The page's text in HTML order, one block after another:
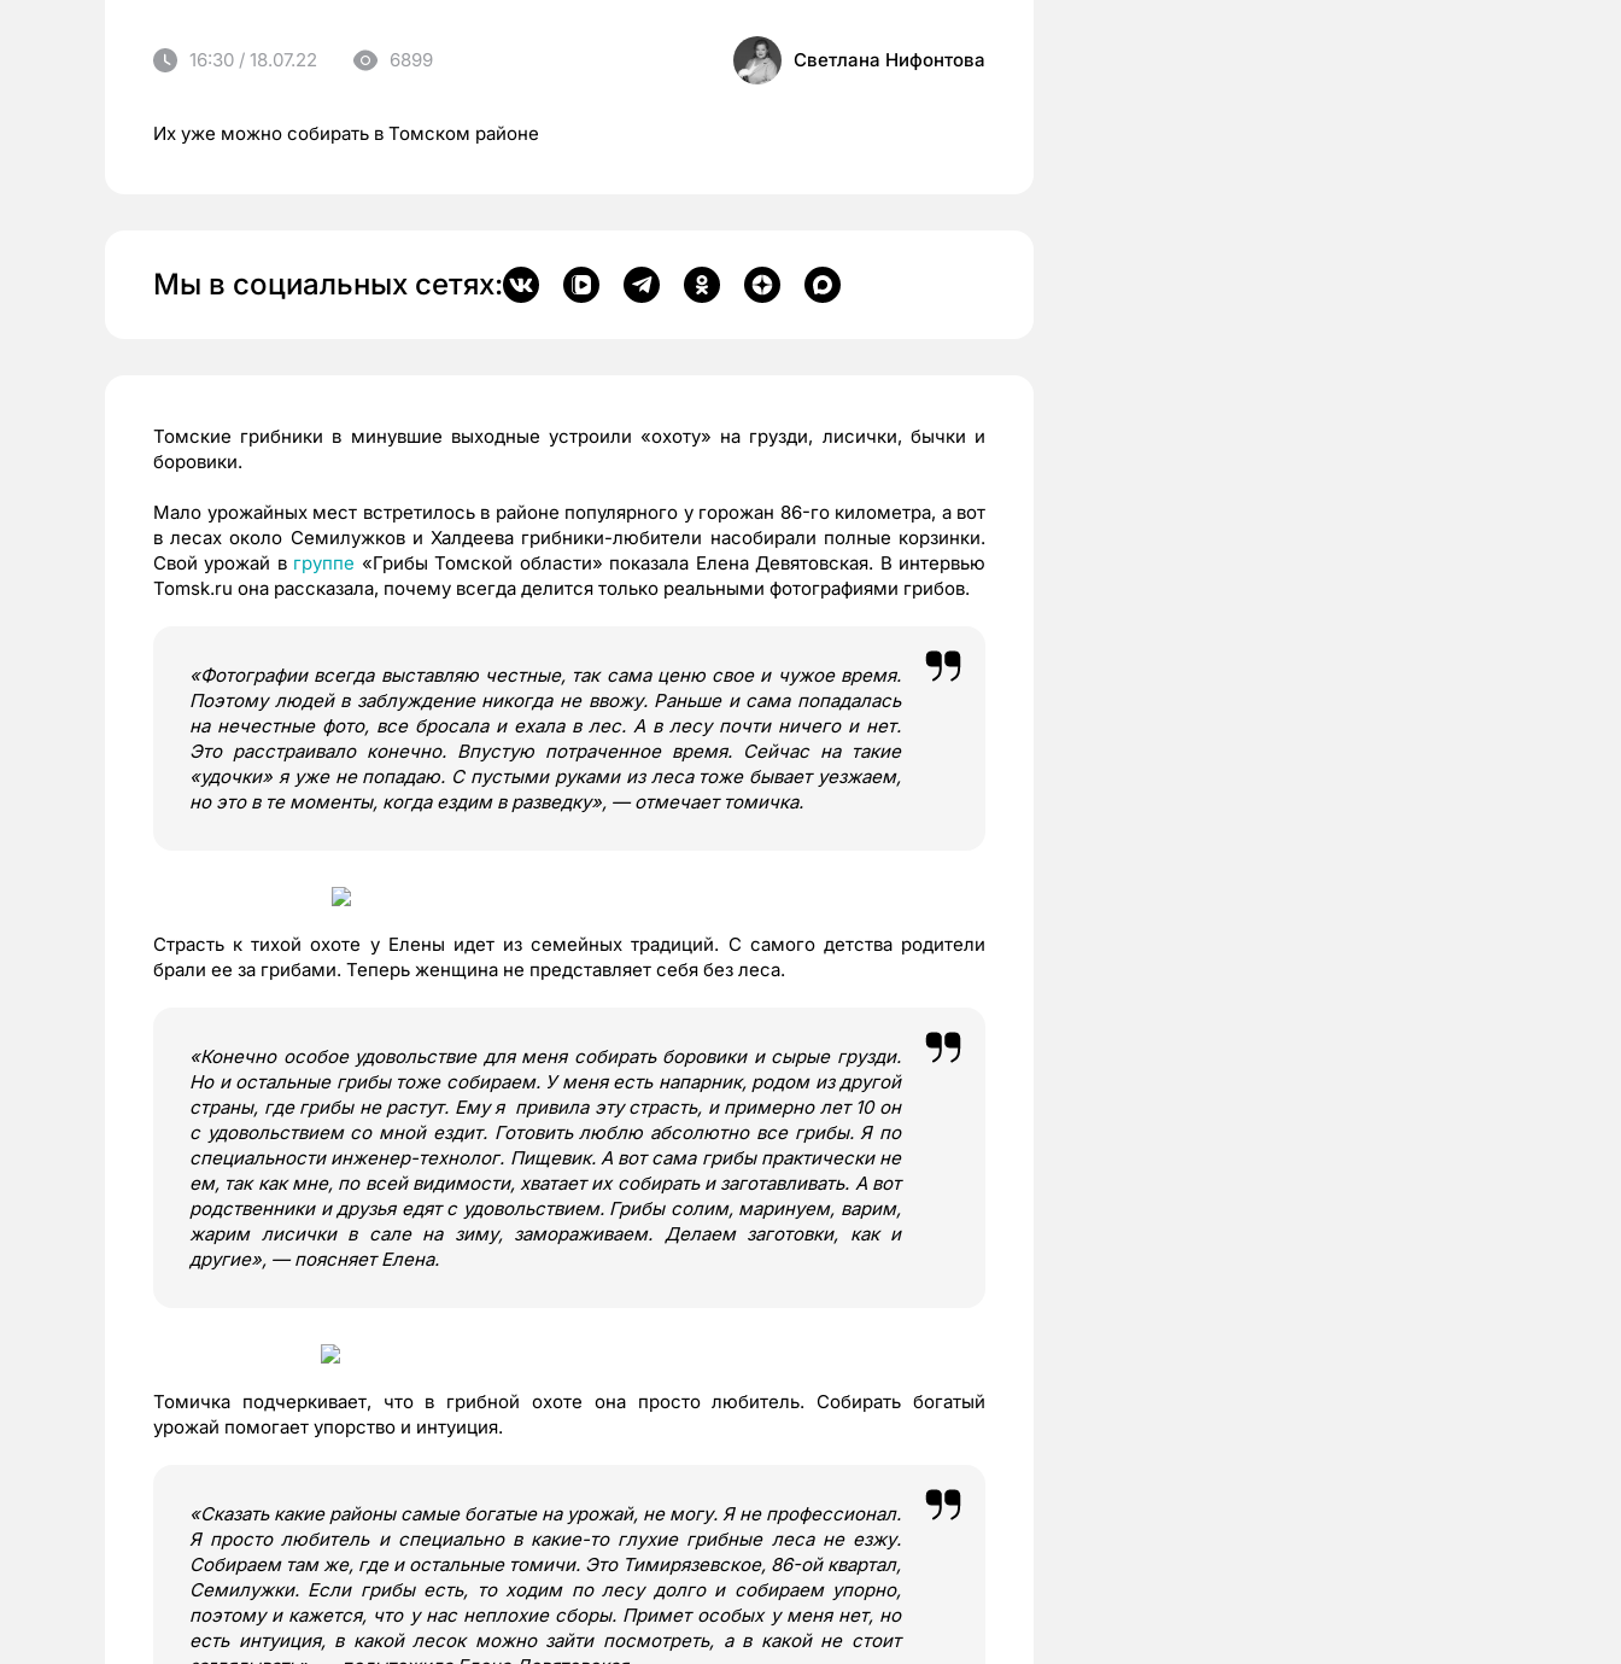
16:30 / 18.07.22 6899 Светлана Нифонтова
Их уже можно собирать в Томском районе
Мы в социальных сетях:
Томские грибники в минувшие выходные устроили «охоту» на грузди, лисички, бычки и
боровики.
Мало урожайных мест встретилось в районе популярного у горожан 86-го километра, а вот
в лесах около Семилужков и Халдеева грибники-любители насобирали полные корзинки.
Свой урожай в группе «Грибы Томской области» показала Елена Девятовская. В интервью
Tomsk.ru она рассказала, почему всегда делится только реальными фотографиями грибов.
«Фотографии всегда выставляю честные, так сама ценю свое и чужое время.
Поэтому людей в заблуждение никогда не ввожу. Раньше и сама попадалась
на нечестные фото, все бросала и ехала в лес. А в лесу почти ничего и нет.
Это расстраивало конечно. Впустую потраченное время. Сейчас на такие
«удочки» я уже не попадаю. С пустыми руками из леса тоже бывает уезжаем,
но это в те моменты, когда ездим в разведку», — отмечает томичка.
Страсть к тихой охоте у Елены идет из семейных традиций. С самого детства родители
брали ее за грибами. Теперь женщина не представляет себя без леса.
«Конечно особое удовольствие для меня собирать боровики и сырые грузди.
Но и остальные грибы тоже собираем. У меня есть напарник, родом из другой
страны, где грибы не растут. Ему я привила эту страсть, и примерно лет 10 он
с удовольствием со мной ездит. Готовить люблю абсолютно все грибы. Я по
специальности инженер-технолог. Пищевик. А вот сама грибы практически не
ем, так как мне, по всей видимости, хватает их собирать и заготавливать. А вот
родственники и друзья едят с удовольствием. Грибы солим, маринуем, варим,
жарим лисички в сале на зиму, замораживаем. Делаем заготовки, как и
другие», — поясняет Елена.
Томичка подчеркивает, что в грибной охоте она просто любитель. Собирать богатый
урожай помогает упорство и интуиция.
«Сказать какие районы самые богатые на урожай, не могу. Я не профессионал.
Я просто любитель и специально в какие-то глухие грибные леса не езжу.
Собираем там же, где и остальные томичи. Это Тимирязевское, 86-ой квартал,
Семилужки. Если грибы есть, то ходим по лесу долго и собираем упорно,
поэтому и кажется, что у нас неплохие сборы. Примет особых у меня нет, но
есть интуиция, в какой лесок можно зайти посмотреть, а в какой не стоит